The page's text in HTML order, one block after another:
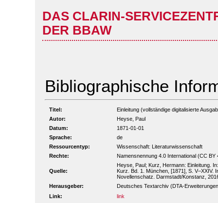
DAS CLARIN-
DER BBAW
Bibliographische
Titel:
Einleitung (vollständige digitalisierte
Autor:
Heyse, Paul
Datum:
1871-01-01
Sprache:
de
Ressourcentyp:
Wissenschaft: Literaturwissenschaft
Rechte:
Namensnennung 4.0 International (CC BY
Quelle:
Heyse, Paul; Kurz, Hermann: Einleitung.
Kurz. Bd. 1. München, [1871], S. V–XXIV.
Novellenschatz. Darmstadt/Konstanz,
Herausgeber:
Deutsches Textarchiv (DTA-
Link:
link